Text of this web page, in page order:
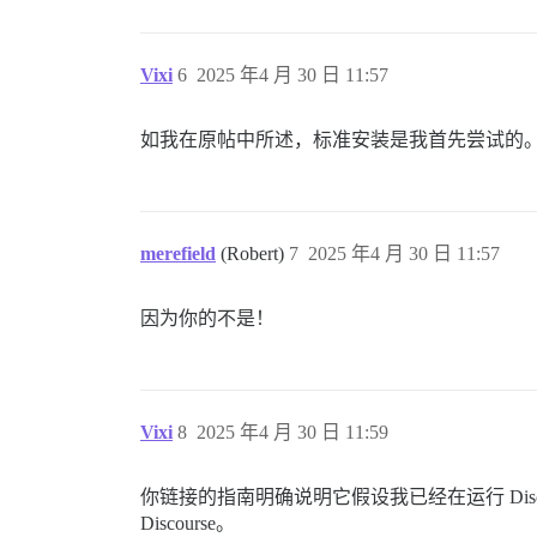
Vixi 2025 年4 月 30 日 11:57
6
如我在原帖中所述，标准安装是我首先尝试的
merefield (Robert) 2025 年4 月 30 日 11:57
7
因为你的不是！
Vixi 2025 年4 月 30 日 11:59
8
你链接的指南明确说明它假设我已经在运行
Discourse。